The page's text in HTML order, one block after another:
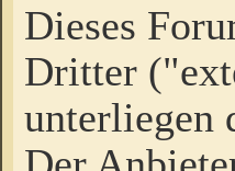
Dieses
Dritter
unterliegen